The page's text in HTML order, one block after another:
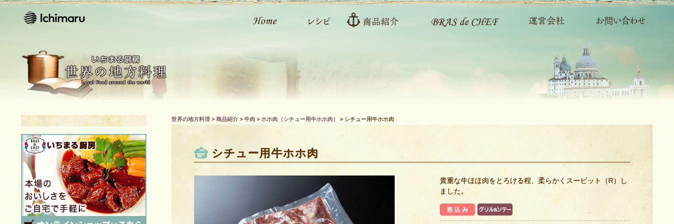
世界の地方料理 > 商品紹介 > 牛肉 > ホホ肉（シチュー用牛ホホ肉） > シチュー用牛ホホ肉
シチュー用牛ホホ肉
貴重な牛ほほ肉をとろける程、柔らかくスービット（R）し
ました。